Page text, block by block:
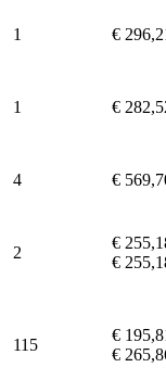
1 €
1 €
4 €
2
€
€
115
€
€